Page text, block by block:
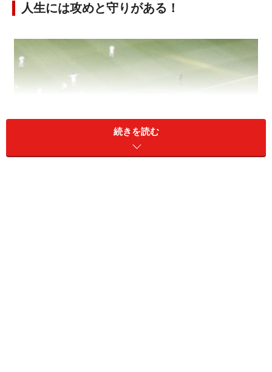
人生には攻めと守りがある！
続きを読む